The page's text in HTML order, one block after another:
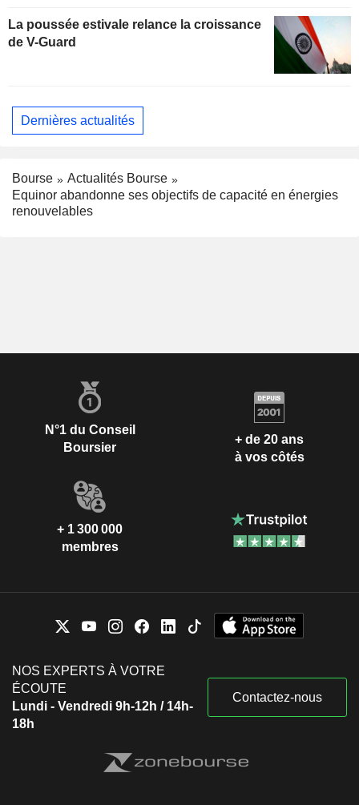
La poussée estivale relance la croissance
de V-Guard
Dernières actualités
Bourse
Actualités Bourse
Equinor abandonne ses objectifs de capacité en énergies
renouvelables
N°1 du Conseil
Boursier
+ de 20 ans
à vos côtés
+ 1 300 000
membres
NOS EXPERTS À VOTRE
ÉCOUTE
Lundi - Vendredi 9h-12h / 14h-
18h
Contactez-nous